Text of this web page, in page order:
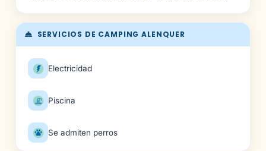
SERVICIOS DE CAMPING ALENQUER
Electricidad
Piscina
Se admiten perros